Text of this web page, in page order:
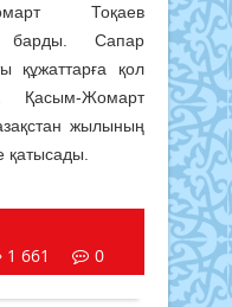
Тоқаев
барды. Сапар
құжаттарға қол
Қасым-Жомарт
жылының
қатысады.
1 661 0